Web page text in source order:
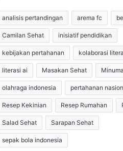
analisis pertandingan arema fc
Camilan Sehat inisiatif pendidikan
kebijakan pertahanan kolaborasi
literasi ai Masakan Sehat
olahraga indonesia pertahanan
Resep Kekinian Resep Rumahan
Salad Sehat Sarapan Sehat
sepak bola indonesia